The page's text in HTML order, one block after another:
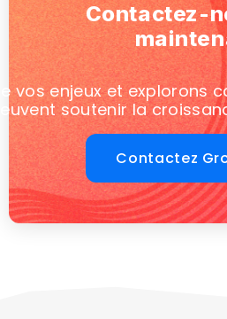
Contactez-
vos enjeux et explorons
soutenir la
Contactez